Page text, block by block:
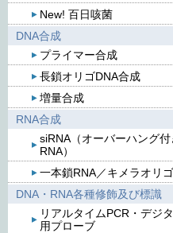
New! 百日咳菌
DNA合成
プライマー合成
長鎖オリゴDNA合成
増量合成
RNA合成
siRNA（オーバーハング
RNA）
一本鎖RNA／キメラオリゴ
DNA・RNA各種修飾及び標識
リアルタイムPCR・デジ
用プローブ